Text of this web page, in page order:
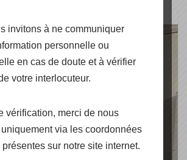
invitons à ne communiquer
personnelle ou
en cas de doute et à vérifier
votre interlocuteur.
vérification, merci de nous
via les coordonnées
sur notre site internet.